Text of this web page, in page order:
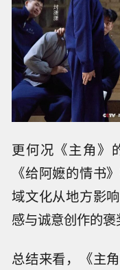
更何况《主角》
《给阿嬷的情书
域文化从地方影
感与诚意创作的褒
总结来看，《主